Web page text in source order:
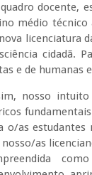
docente,
médio técnico
licenciatura
cidadã.
e de humanas
nosso
o/as estudantes
nosso/as